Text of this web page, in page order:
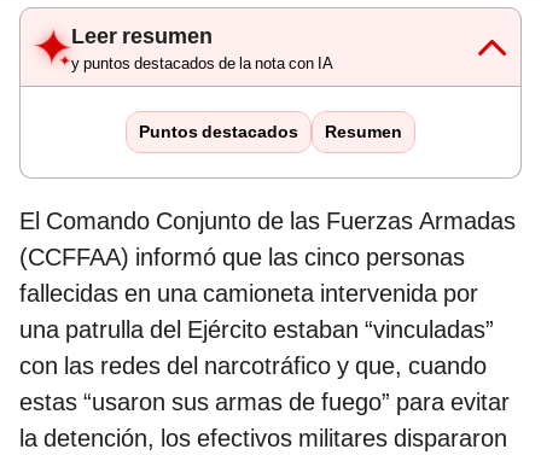
Leer resumen
y puntos destacados de la nota con IA
Puntos destacados Resumen
El Comando Conjunto de las Fuerzas Armadas
(CCFFAA) informó que las cinco personas
fallecidas en una camioneta intervenida por
una patrulla del Ejército estaban “vinculadas”
con las redes del narcotráfico y que, cuando
estas “usaron sus armas de fuego” para evitar
la detención, los efectivos militares dispararon